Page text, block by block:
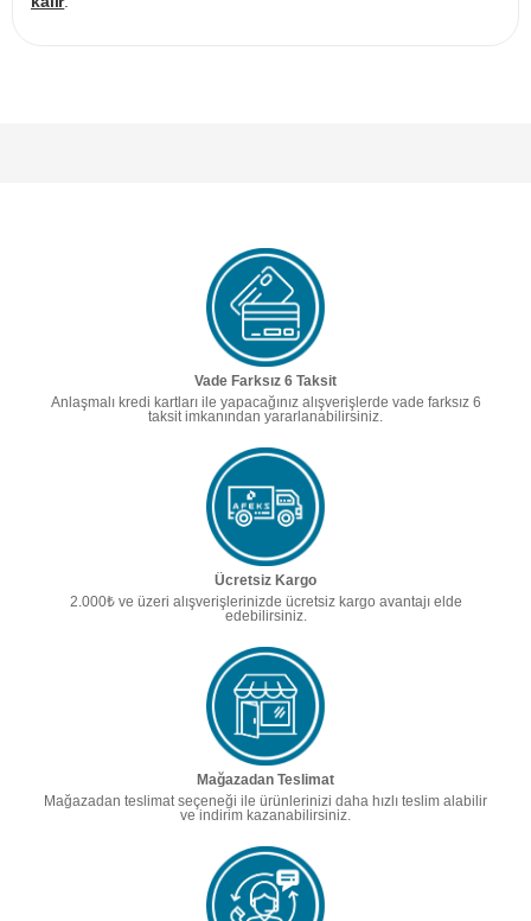
Vade Farksız 6 Taksit
Anlaşmalı kredi kartları ile yapacağınız alışverişlerde vade farksız 6
taksit imkanından yararlanabilirsiniz.
Ücretsiz Kargo
2.000₺ ve üzeri alışverişlerinizde ücretsiz kargo avantajı elde
edebilirsiniz.
Mağazadan Teslimat
Mağazadan teslimat seçeneği ile ürünlerinizi daha hızlı teslim alabilir
ve indirim kazanabilirsiniz.